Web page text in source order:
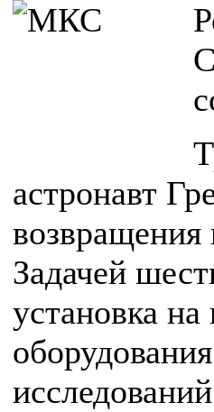
астронавт
возвращения
Задачей
установка